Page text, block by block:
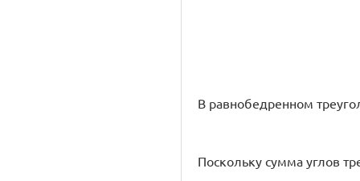
В равнобедренном
Поскольку сумма углов